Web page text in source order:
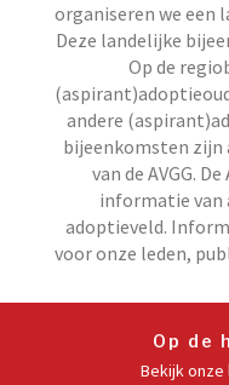
organiseren we een
Deze landelijke
Op de
andere
bijeenkomsten zijn
van de AVGG.
informatie van
adoptieveld.
voor onze leden,
Op de
Bekijk